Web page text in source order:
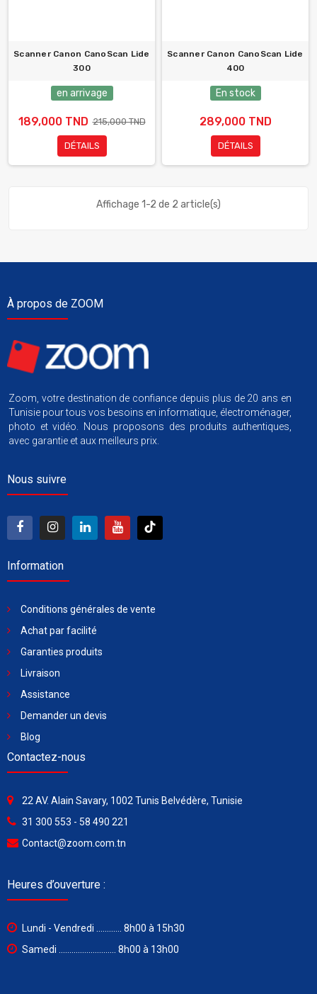
Scanner Canon CanoScan Lide
300
en arrivage
189,000 TND 215,000 TND
DÉTAILS
Scanner Canon CanoScan Lide
400
En stock
289,000 TND
DÉTAILS
Affichage 1-2 de 2 article(s)
À propos de ZOOM
Zoom, votre destination de confiance depuis plus de 20 ans en
Tunisie pour tous vos besoins en informatique, électroménager,
photo et vidéo. Nous proposons des produits authentiques,
avec garantie et aux meilleurs prix.
Nous suivre
Information
Conditions générales de vente
Achat par facilité
Garanties produits
Livraison
Assistance
Demander un devis
Blog
Contactez-nous
22 AV. Alain Savary, 1002 Tunis Belvédère, Tunisie
31 300 553 - 58 490 221
Contact@zoom.com.tn
Heures d’ouverture :
Lundi - Vendredi ............ 8h00 à 15h30
Samedi ........................... 8h00 à 13h00